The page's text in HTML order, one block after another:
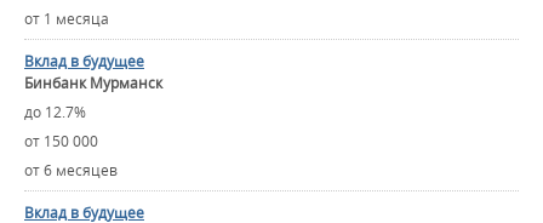
от 1 месяца
Вклад в будущее
Бинбанк Мурманск
до 12.7%
от 150 000
от 6 месяцев
Вклад в будущее